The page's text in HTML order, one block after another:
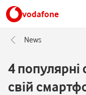
vodafone
News
4
свій